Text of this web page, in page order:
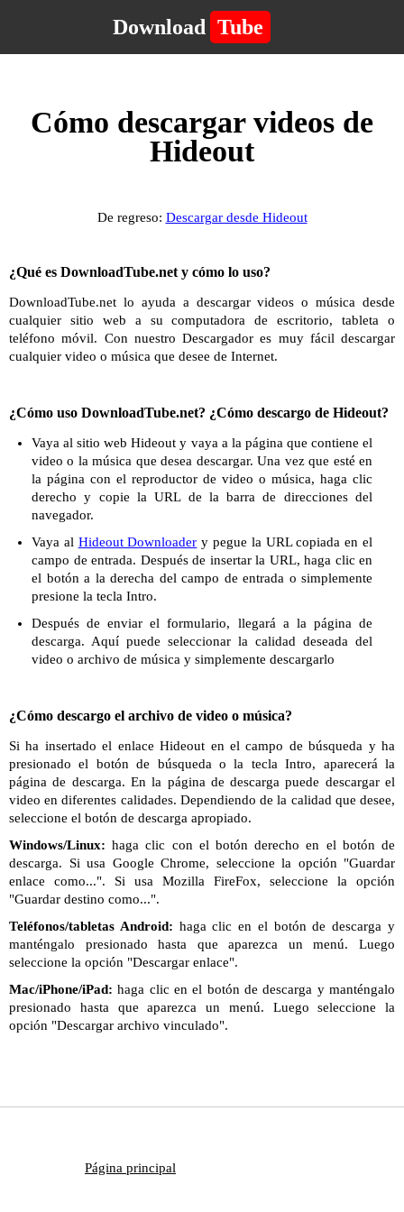
Download Tube
Cómo descargar videos de
Hideout
De regreso: Descargar desde Hideout
¿Qué es DownloadTube.net y cómo lo uso?
DownloadTube.net lo ayuda a descargar videos o música desde
cualquier sitio web a su computadora de escritorio, tableta o
teléfono móvil. Con nuestro Descargador es muy fácil descargar
cualquier video o música que desee de Internet.
¿Cómo uso DownloadTube.net? ¿Cómo descargo de Hideout?
Vaya al sitio web Hideout y vaya a la página que contiene el
video o la música que desea descargar. Una vez que esté en
la página con el reproductor de video o música, haga clic
derecho y copie la URL de la barra de direcciones del
navegador.
Vaya al Hideout Downloader y pegue la URL copiada en el
campo de entrada. Después de insertar la URL, haga clic en
el botón a la derecha del campo de entrada o simplemente
presione la tecla Intro.
Después de enviar el formulario, llegará a la página de
descarga. Aquí puede seleccionar la calidad deseada del
video o archivo de música y simplemente descargarlo
¿Cómo descargo el archivo de video o música?
Si ha insertado el enlace Hideout en el campo de búsqueda y ha
presionado el botón de búsqueda o la tecla Intro, aparecerá la
página de descarga. En la página de descarga puede descargar el
video en diferentes calidades. Dependiendo de la calidad que desee,
seleccione el botón de descarga apropiado.
Windows/Linux: haga clic con el botón derecho en el botón de
descarga. Si usa Google Chrome, seleccione la opción "Guardar
enlace como...". Si usa Mozilla FireFox, seleccione la opción
"Guardar destino como...".
Teléfonos/tabletas Android: haga clic en el botón de descarga y
manténgalo presionado hasta que aparezca un menú. Luego
seleccione la opción "Descargar enlace".
Mac/iPhone/iPad: haga clic en el botón de descarga y manténgalo
presionado hasta que aparezca un menú. Luego seleccione la
opción "Descargar archivo vinculado".
Página principal